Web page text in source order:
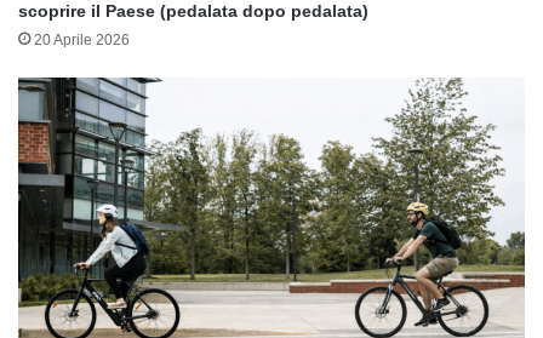
scoprire il Paese (pedalata dopo pedalata)
20 Aprile 2026